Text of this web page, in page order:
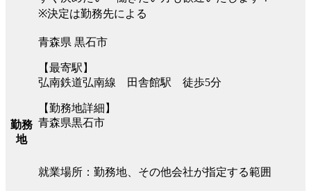
※決定は勤務先による
勤務
地
青森県 黒石市
【最寄駅】
弘南鉄道弘南線 田舎館駅 徒歩5分
【勤務地詳細】
青森県黒石市
就業場所：勤務地、その他会社が指定する範囲